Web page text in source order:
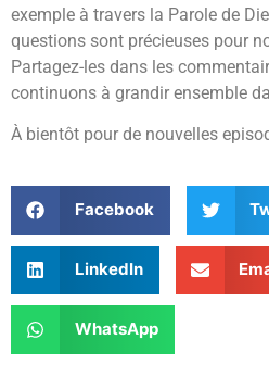
exemple à travers la Parole de
questions sont précieuses pour
Partagez-les dans les
continuons à grandir ensemble
À bientôt pour de nouvelles
Facebook
LinkedIn
WhatsApp